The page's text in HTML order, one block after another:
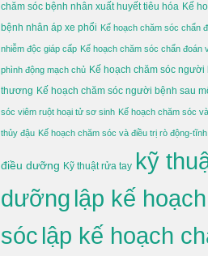
chăm sóc bệnh nhân xuất huyết tiêu hóa Kế
bệnh nhân áp xe phổi Kế hoạch chăm sóc chẩn
nhiễm độc giáp cấp Kế hoạch chăm sóc chẩn đoán
phình động mạch chủ Kế hoạch chăm sóc
thương Kế hoạch chăm sóc người bệnh sau
sóc viêm ruột hoại tử sơ sinh Kế hoạch chăm sóc
thủy đậu Kế hoạch chăm sóc và điều trị rò động-
điều dưỡng Kỹ thuật rửa tay kỹ
dưỡng lập kế
sóc lập kế hoạch